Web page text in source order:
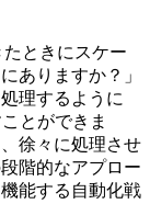
ときにスケー
ありますか？」
理するように
とができま
徐々に処理させ
階的なアプロー
能する自動化戦